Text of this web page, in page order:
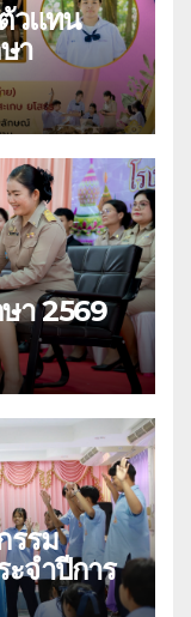
วแทน
า
ร
า 2569
รรม
จำปีการ